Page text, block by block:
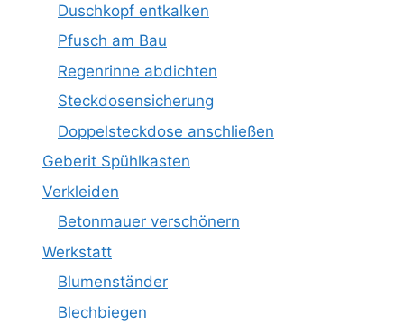
Duschkopf entkalken
Pfusch am Bau
Regenrinne abdichten
Steckdosensicherung
Doppelsteckdose anschließen
Geberit Spühlkasten
Verkleiden
Betonmauer verschönern
Werkstatt
Blumenständer
Blechbiegen